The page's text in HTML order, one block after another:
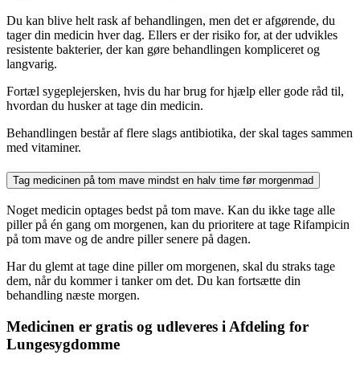
Du kan blive helt rask af behandlingen, men det er afgørende, du
tager din medicin hver dag. Ellers er der risiko for, at der udvikles
resistente bakterier, der kan gøre behandlingen kompliceret og
langvarig.
Fortæl sygeplejersken, hvis du har brug for hjælp eller gode råd til,
hvordan du husker at tage din medicin.
Behandlingen består af flere slags antibiotika, der skal tages sammen
med vitaminer.
Tag medicinen på tom mave mindst en halv time før morgenmad
Noget medicin optages bedst på tom mave. Kan du ikke tage alle
piller på én gang om morgenen, kan du prioritere at tage Rifampicin
på tom mave og de andre piller senere på dagen.
Har du glemt at tage dine piller om morgenen, skal du straks tage
dem, når du kommer i tanker om det. Du kan fortsætte din
behandling næste morgen.
Medicinen er gratis og udleveres i Afdeling for
Lungesygdomme